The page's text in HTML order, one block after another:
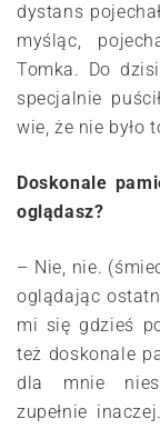
dystans
myśląc,
Tomka. Do
specjalnie
wie, że nie było
Doskonale
oglądasz?
– Nie, nie.
oglądając
mi się gdzieś
też doskonale
dla mnie
zupełnie